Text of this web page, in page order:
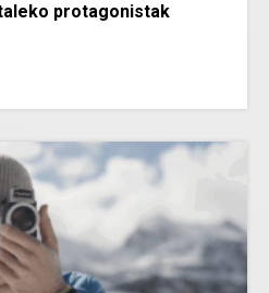
protagonistak